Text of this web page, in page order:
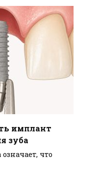
имплант
зуба
что